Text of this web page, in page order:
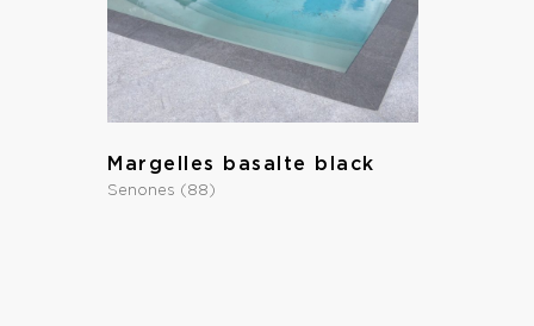
Margelles basalte black
Senones (88)